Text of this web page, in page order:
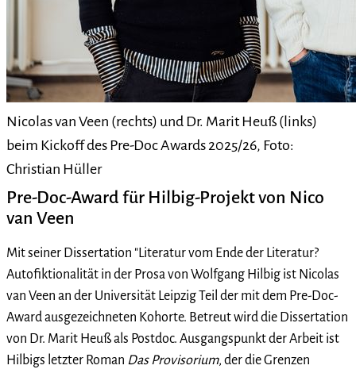
Nicolas van Veen (rechts) und Dr. Marit Heuß (links)
beim Kickoff des Pre-Doc Awards 2025/26, Foto:
Christian Hüller
Pre-Doc-Award für Hilbig-Projekt von Nico
van Veen
Mit seiner Dissertation "Literatur vom Ende der Literatur?
Autofiktionalität in der Prosa von Wolfgang Hilbig ist Nicolas
van Veen an der Universität Leipzig Teil der mit dem Pre-Doc-
Award ausgezeichneten Kohorte. Betreut wird die Dissertation
von Dr. Marit Heuß als Postdoc. Ausgangspunkt der Arbeit ist
Hilbigs letzter Roman Das Provisorium, der die Grenzen